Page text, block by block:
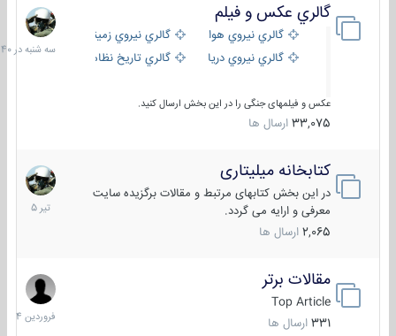
گالري عكس و فيلم
گالري نيروي هوايي
گالري نيروي زميني
گالري نيروي دريايي
گالري تاریخ نظامی
عکس و فیلمهای جنگی را در این بخش ارسال کنید.
33,075 ارسال ها
سه
شنبه
در
کتابخانه میلیتاری
در این بخش کتابهای مرتبط و مقالات برگزیده سایت
معرفی و ارایه می گردد.
2,065 ارسال ها
16
تیر
1405
مقالات برتر
Top Article
331 ارسال ها
29
فروردین
1404